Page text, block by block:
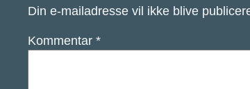
Din e-mailadresse vil ikke blive
Kommentar *